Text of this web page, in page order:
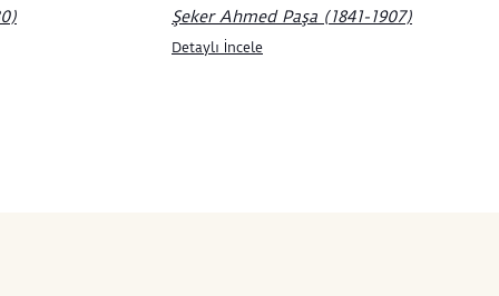
çiçek imgesi geleneği ile
resminde gelişen natürmort
Şeker Ahmed Paşa (1841-1907)
Detaylı İncele